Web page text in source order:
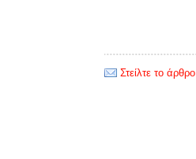
Στείλτε το άρθρο